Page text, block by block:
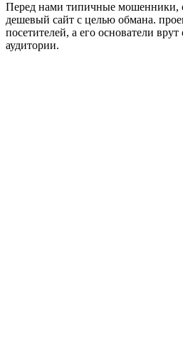
Перед нами типичные мошенники,
дешевый сайт с целью обмана.
посетителей, а его основатели
аудитории.